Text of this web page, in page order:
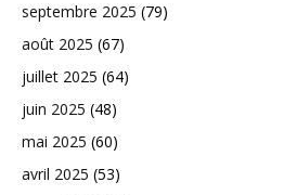
septembre 2025 (79)
août 2025 (67)
juillet 2025 (64)
juin 2025 (48)
mai 2025 (60)
avril 2025 (53)